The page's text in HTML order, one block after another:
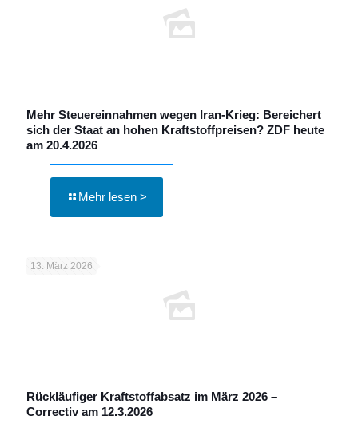
Mehr Steuereinnahmen wegen Iran-Krieg: Bereichert
sich der Staat an hohen Kraftstoffpreisen? ZDF heute
am 20.4.2026
Mehr lesen >
13. März 2026
Rückläufiger Kraftstoffabsatz im März 2026 –
Correctiv am 12.3.2026